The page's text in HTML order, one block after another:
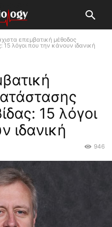
επεμβατική μέθοδος
λόγοι που την κάνουν ιδανική
15 λόγοι
ιδανική
946